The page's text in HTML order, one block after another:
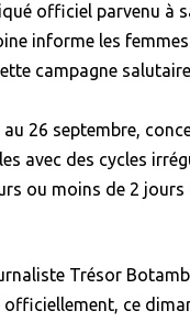
officiel parvenu à
informe les
campagne
26 septembre,
avec des cycles
ou moins de 2
Trésor
ce